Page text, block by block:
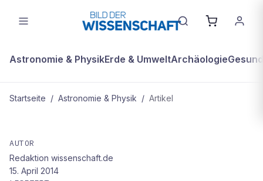
Astronomie & PhysikErde & UmweltArchäologie
Startseite / Astronomie & Physik / Artikel
Da waren's wieder vier
AUTOR
Redaktion wissenschaft.de
15. April 2014